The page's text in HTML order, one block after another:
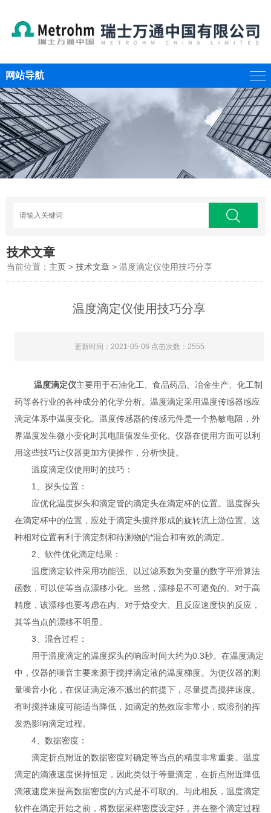
网站导航
技术文章
当前位置： 主页 >技术文章 > 温度滴定仪使用技巧分享
温度滴定仪使用技巧分享
更新时间：2021-05-06 点击次数：2555
温度滴定仪主要用于石油化工、食品药品、冶金生产、化工制
药等各行业的各种成分的化学分析。温度滴定采用温度传感器感应
滴定体系中温度变化。温度传感器的传感元件是一个热敏电阻，外
界温度发生微小变化时其电阻值发生变化。仪器在使用方面可以利
用这些技巧让仪器更加方便操作，分析快捷。
温度滴定仪使用时的技巧：
1、探头位置：
应优化温度探头和滴定管的滴定头在滴定杯的位置。温度探头
在滴定杯中的位置，应处于滴定头搅拌形成的旋转流上游位置。这
种相对位置有利于滴定剂和待测物的*混合和有效的滴定。
2、软件优化滴定结果：
温度滴定软件采用功能强、以过滤系数为变量的数字平滑算法
函数，可以使等当点漂移小化。当然，漂移是不可避免的。对于高
精度，该漂移也要考虑在内。对于焓变大、且反应速度快的反应，
其等当点的漂移不明显。
3、混合过程：
用于温度滴定的温度探头的响应时间大约为0.3秒。在温度滴定
中，仪器的噪音主要来源于搅拌滴定液的温度梯度。为使仪器的测
量噪音小化，在保证滴定液不溅出的前提下，尽量提高搅拌速度。
有时搅拌速度可能适当降低，如滴定的热效应非常小，或溶剂的挥
发热影响滴定过程。
4、数据密度：
滴定折点附近的数据密度对确定等当点的精度非常重要。温度
滴定的滴液速度保持恒定，因此类似于等量滴定，在折点附近降低
滴液速度来提高数据密度的方式是不可取的。与此相反，温度滴定
软件在滴定开始之前，将数据采样密度设定好，并在整个滴定过程